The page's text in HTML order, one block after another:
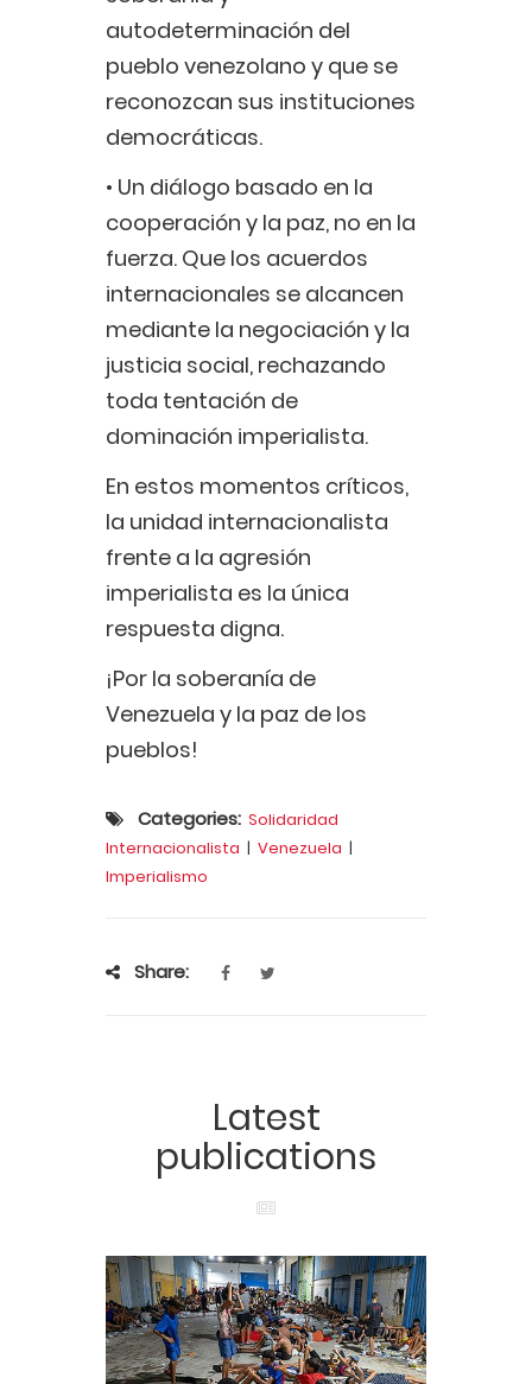
autodeterminación del
pueblo venezolano y que se
reconozcan sus instituciones
democráticas.
• Un diálogo basado en la
cooperación y la paz, no en la
fuerza. Que los acuerdos
internacionales se alcancen
mediante la negociación y la
justicia social, rechazando
toda tentación de
dominación imperialista.
En estos momentos críticos,
la unidad internacionalista
frente a la agresión
imperialista es la única
respuesta digna.
¡Por la soberanía de
Venezuela y la paz de los
pueblos!
Categories: Solidaridad
Internacionalista | Venezuela |
Imperialismo
Share:
Latest
publications